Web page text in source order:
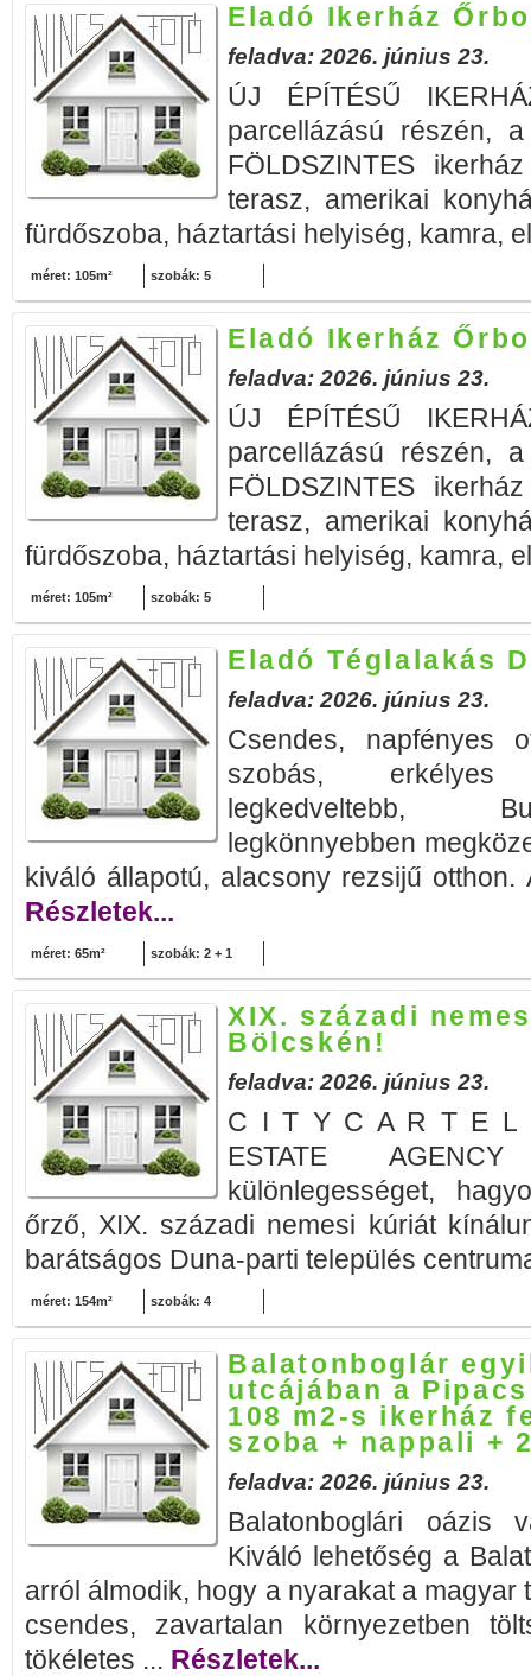
Eladó Ikerház
feladva: 2026. június 23.
ÚJ ÉPÍTÉSŰ
parcellázású részén,
FÖLDSZINTES
terasz, amerikai
fürdőszoba, háztartási helyiség, kamra,
méret: 105m² szobák: 5
Eladó Ikerház
feladva: 2026. június 23.
ÚJ ÉPÍTÉSŰ
parcellázású részén,
FÖLDSZINTES
terasz, amerikai
fürdőszoba, háztartási helyiség, kamra,
méret: 105m² szobák: 5
Eladó Téglalakás
feladva: 2026. június 23.
Csendes, napfényes
szobás,
legkedveltebb,
legkönnyebben
kiváló állapotú, alacsony rezsijű
Részletek...
méret: 65m² szobák: 2 + 1
XIX. századi
Bölcskén!
feladva: 2026. június 23.
C I T Y C A R T E L
ESTATE
különlegességet,
őrző, XIX. századi nemesi kúriát
barátságos Duna-parti település
méret: 154m² szobák: 4
Balatonboglár
utcájában a
108 m2-s ikerház
szoba + nappali +
feladva: 2026. június 23.
Balatonboglári oázis
Kiváló lehetőség a
arról álmodik, hogy a nyarakat a magyar
csendes, zavartalan környezetben
tökéletes ... Részletek...